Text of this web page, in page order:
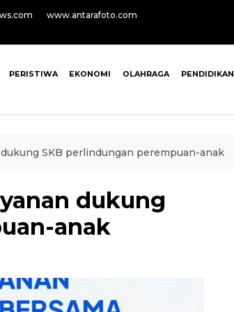
www.antarafoto.com
PERISTIWA EKONOMI OLAHRAGA PENDIDIKAN
SKB perlindungan perempuan-anak
dukung
anak